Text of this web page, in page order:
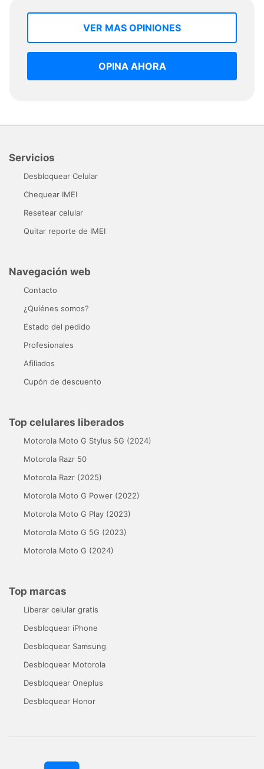
VER MAS OPINIONES
OPINA AHORA
Servicios
Desbloquear Celular
Chequear IMEI
Resetear celular
Quitar reporte de IMEI
Navegación web
Contacto
¿Quiénes somos?
Estado del pedido
Profesionales
Afiliados
Cupón de descuento
Top celulares liberados
Motorola Moto G Stylus 5G (2024)
Motorola Razr 50
Motorola Razr (2025)
Motorola Moto G Power (2022)
Motorola Moto G Play (2023)
Motorola Moto G 5G (2023)
Motorola Moto G (2024)
Top marcas
Liberar celular gratis
Desbloquear iPhone
Desbloquear Samsung
Desbloquear Motorola
Desbloquear Oneplus
Desbloquear Honor